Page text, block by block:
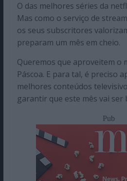
O das melhores séries da
Mas como o serviço de
os seus subscritores
preparam um mês em cheio.
Queremos que aproveitem o
Páscoa. E para tal, é preciso
melhores conteúdos
garantir que este mês vai ser
Pub